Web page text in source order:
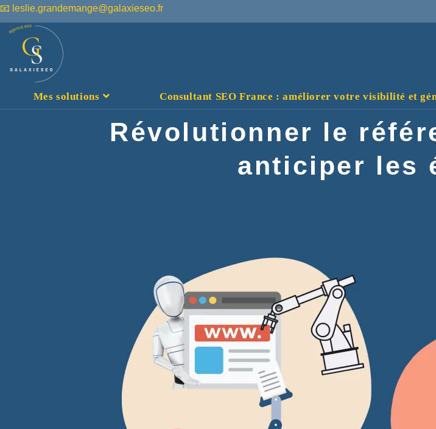
📧 leslie.grandemange@galaxieseo.fr
Mes solutions Consultant SEO France : améliorer votre visibilité et
Révolutionner le
anticiper les